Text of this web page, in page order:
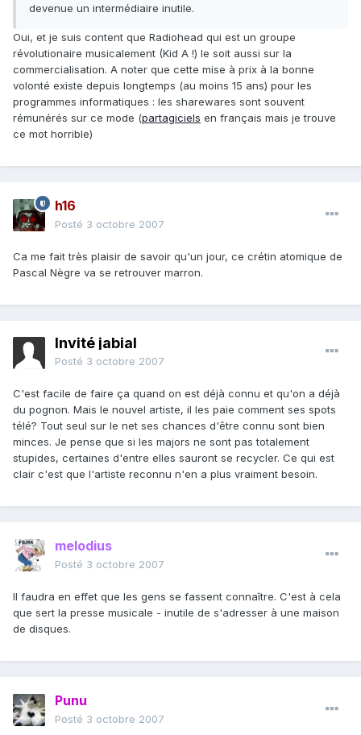
devenue un intermédiaire inutile.
Oui, et je suis content que Radiohead qui est un groupe
révolutionaire musicalement (Kid A !) le soit aussi sur la
commercialisation. A noter que cette mise à prix à la bonne
volonté existe depuis longtemps (au moins 15 ans) pour les
programmes informatiques : les sharewares sont souvent
rémunérés sur ce mode (partagiciels en français mais je trouve
ce mot horrible)
h16
Posté 3 octobre 2007
Ca me fait très plaisir de savoir qu'un jour, ce crétin atomique de
Pascal Nègre va se retrouver marron.
Invité jabial
Posté 3 octobre 2007
C'est facile de faire ça quand on est déjà connu et qu'on a déjà
du pognon. Mais le nouvel artiste, il les paie comment ses spots
télé? Tout seul sur le net ses chances d'être connu sont bien
minces. Je pense que si les majors ne sont pas totalement
stupides, certaines d'entre elles sauront se recycler. Ce qui est
clair c'est que l'artiste reconnu n'en a plus vraiment besoin.
melodius
Posté 3 octobre 2007
Il faudra en effet que les gens se fassent connaître. C'est à cela
que sert la presse musicale - inutile de s'adresser à une maison
de disques.
Punu
Posté 3 octobre 2007